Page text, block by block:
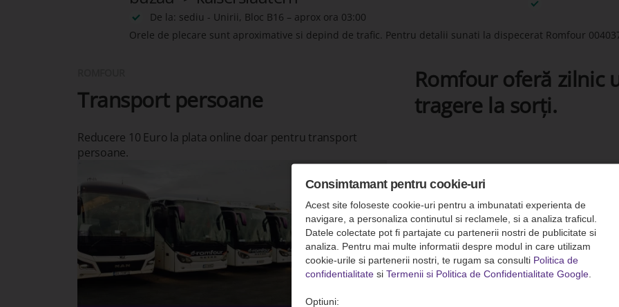
De la: sediu - Unirii, Bloc B16 – aprox ora 03:00
Orele de plecare sunt aproximative si depind de trafic. Pentru detalii sunati la dispecerat Romfour
Transport persoane
Reducere 10 Euro la plata online doar pentru transport
persoane.
Romfour oferă zilnic
tragere la sorți.
Consimtamant pentru cookie-uri
Acest site foloseste cookie-uri pentru a imbunatati experienta de
navigare, a personaliza continutul si reclamele, si a analiza traficul.
Datele colectate pot fi partajate cu partenerii nostri de publicitate si
analiza. Pentru mai multe informatii despre modul in care utilizam
cookie-urile si partenerii nostri, te rugam sa consulti Politica de
confidentialitate si Termenii si Politica de Confidentialitate Google
Optiuni: